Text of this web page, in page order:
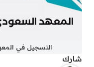
التسجيل في
شارك